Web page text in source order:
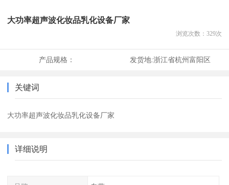
大功率超声波化妆品乳化设备厂家
浏览次数： 329次
产品规格： 发货地:浙江省杭州富阳区
关键词
大功率超声波化妆品乳化设备厂家
详细说明